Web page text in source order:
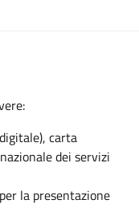
carta
dei servizi
la presentazione